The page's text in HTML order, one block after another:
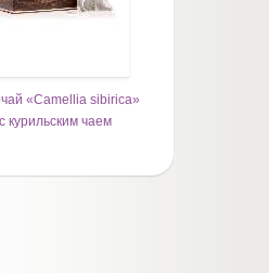
«Camellia sibirica»
с курильским чаем